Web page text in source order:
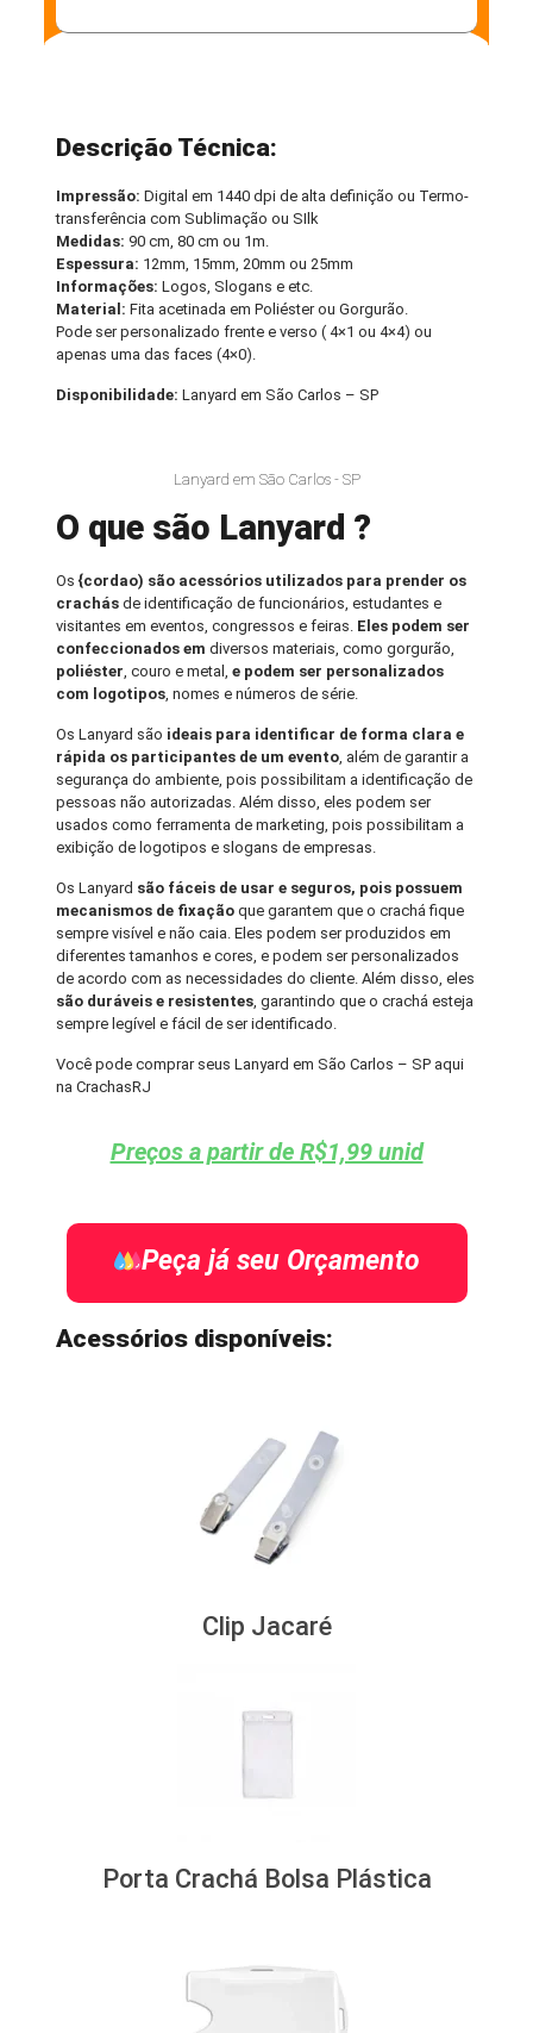
Descrição Técnica:
Impressão: Digital em 1440 dpi de alta definição ou Termo-
transferência com Sublimação ou SIlk
Medidas: 90 cm, 80 cm ou 1m.
Espessura: 12mm, 15mm, 20mm ou 25mm
Informações:Logos, Slogans e etc.
Material: Fita acetinada em Poliéster ou Gorgurão.
Pode ser personalizado frente e verso ( 4×1 ou 4×4) ou
apenas uma das faces (4×0).
Disponibilidade:Lanyard em São Carlos – SP
Lanyard em São Carlos - SP
O que são Lanyard ?
Os {cordao) são acessórios utilizados para prender os
crachás de identificação de funcionários, estudantes e
visitantes em eventos, congressos e feiras. Eles podem ser
confeccionados emdiversos materiais, como gorgurão,
poliéster, couro e metal,e podem ser personalizados
com logotipos, nomes e números de série.
Os Lanyard são ideais para identificar de forma clara e
rápida os participantes de um evento, além de garantir a
segurança do ambiente, pois possibilitam a identificação de
pessoas não autorizadas. Além disso, eles podem ser
usados como ferramenta de marketing, pois possibilitam a
exibição de logotipos e slogans de empresas.
Os Lanyard são fáceis de usar e seguros, pois possuem
mecanismos de fixação que garantem que o crachá fique
sempre visível e não caia. Eles podem ser produzidos em
diferentes tamanhos e cores, e podem ser personalizados
de acordo com as necessidades do cliente. Além disso, eles
são duráveis e resistentes, garantindo que o crachá esteja
sempre legível e fácil de ser identificado.
Você pode comprar seus Lanyard em São Carlos – SP aqui
na CrachasRJ
Preços a partir de R$1,99 unid
Peça já seu Orçamento
Acessórios disponíveis:
Clip Jacaré
Porta Crachá Bolsa Plástica